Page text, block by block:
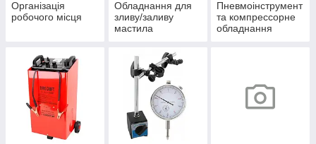
Організація
робочого місця
Обладнання для
зливу/заливу
мастила
Пневмоінструмент
та компрессорне
обладнання